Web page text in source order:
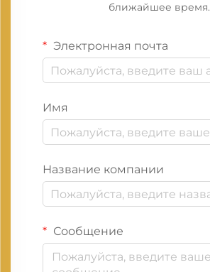
ближайшее время.
Электронная почта
Имя
Название компании
Сообщение